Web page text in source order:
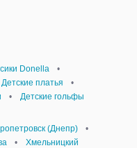
Donella
•
Детские платья
•
• Детские гольфы
(Днепр)
•
• Хмельницкий